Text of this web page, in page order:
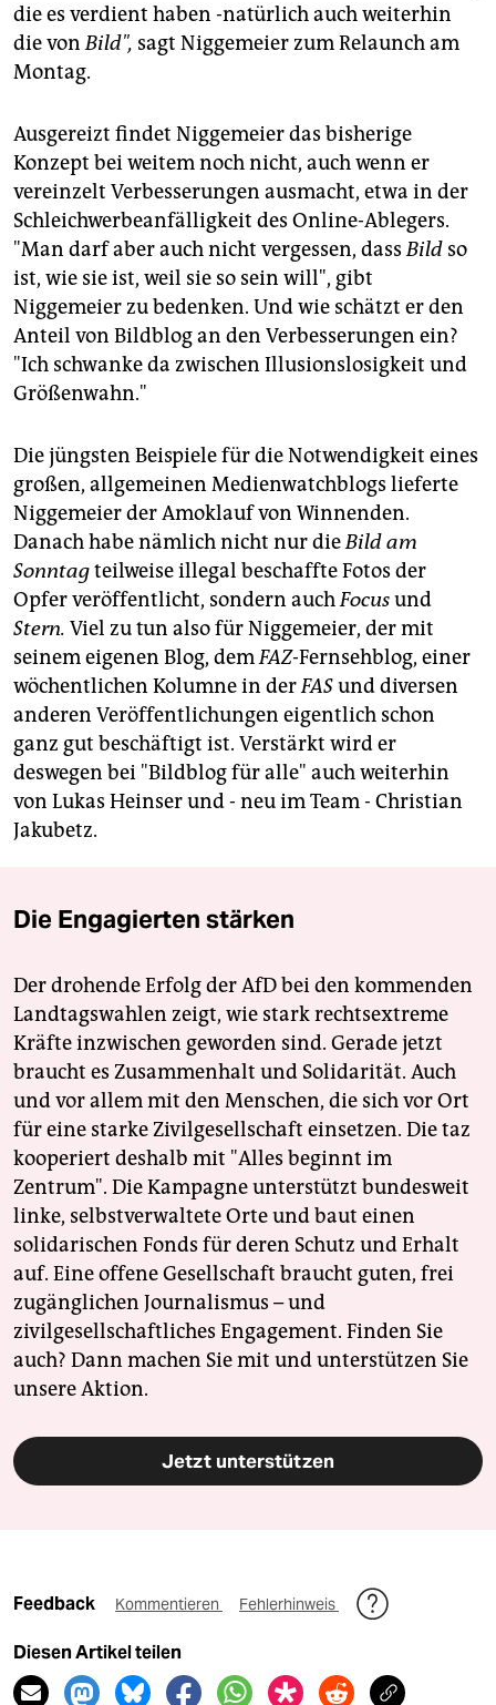
die es verdient haben -natürlich auch weiterhin
die vonBild", sagt Niggemeier zum Relaunch am
Montag.
Ausgereizt findet Niggemeier das bisherige
Konzept bei weitem noch nicht, auch wenn er
vereinzelt Verbesserungen ausmacht, etwa in der
Schleichwerbeanfälligkeit des Online-Ablegers.
"Man darf aber auch nicht vergessen, dassBild so
ist, wie sie ist, weil sie so sein will", gibt
Niggemeier zu bedenken. Und wie schätzt er den
Anteil von Bildblog an den Verbesserungen ein?
"Ich schwanke da zwischen Illusionslosigkeit und
Größenwahn."
Die jüngsten Beispiele für die Notwendigkeit eines
großen, allgemeinen Medienwatchblogs lieferte
Niggemeier der Amoklauf von Winnenden.
Danach habe nämlich nicht nur dieBild am
Sonntagteilweise illegal beschaffte Fotos der
Opfer veröffentlicht, sondern auchFocusund
Stern. Viel zu tun also für Niggemeier, der mit
seinem eigenen Blog, demFAZ-Fernsehblog, einer
wöchentlichen Kolumne in derFASund diversen
anderen Veröffentlichungen eigentlich schon
ganz gut beschäftigt ist. Verstärkt wird er
deswegen bei "Bildblog für alle" auch weiterhin
von Lukas Heinser und - neu im Team - Christian
Jakubetz.
Die Engagierten stärken
Der drohende Erfolg der AfD bei den kommenden
Landtagswahlen zeigt, wie stark rechtsextreme
Kräfte inzwischen geworden sind. Gerade jetzt
braucht es Zusammenhalt und Solidarität. Auch
und vor allem mit den Menschen, die sich vor Ort
für eine starke Zivilgesellschaft einsetzen. Die taz
kooperiert deshalb mit "Alles beginnt im
Zentrum". Die Kampagne unterstützt bundesweit
linke, selbstverwaltete Orte und baut einen
solidarischen Fonds für deren Schutz und Erhalt
auf. Eine offene Gesellschaft braucht guten, frei
zugänglichen Journalismus – und
zivilgesellschaftliches Engagement. Finden Sie
auch? Dann machen Sie mit und unterstützen Sie
unsere Aktion.
Jetzt unterstützen
Feedback Kommentieren Fehlerhinweis
Diesen Artikel teilen